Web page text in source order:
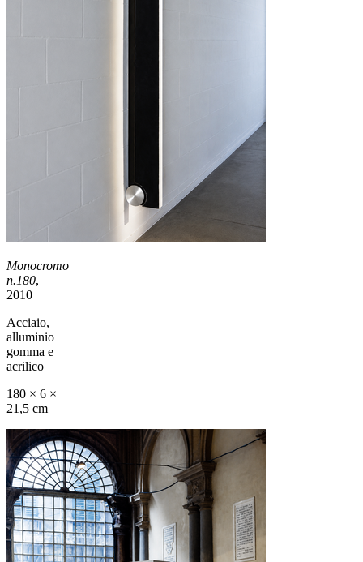
Monocromo
n.180,
2010
Acciaio,
alluminio
gomma e
acrilico
180 × 6 ×
21,5 cm